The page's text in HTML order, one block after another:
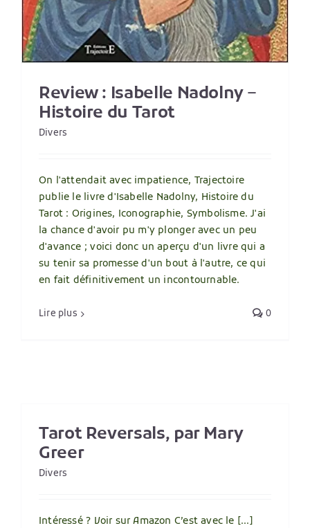
Review : Isabelle Nadolny –
Histoire du Tarot
Divers
On l'attendait avec impatience, Trajectoire
publie le livre d'Isabelle Nadolny, Histoire du
Tarot : Origines, Iconographie, Symbolisme. J'ai
la chance d'avoir pu m'y plonger avec un peu
d'avance ; voici donc un aperçu d'un livre qui a
su tenir sa promesse d'un bout à l'autre, ce qui
en fait définitivement un incontournable.
Lire plus 0
Tarot Reversals, par Mary
Greer
Divers
Intéressé ? Voir sur Amazon C’est avec le [...]